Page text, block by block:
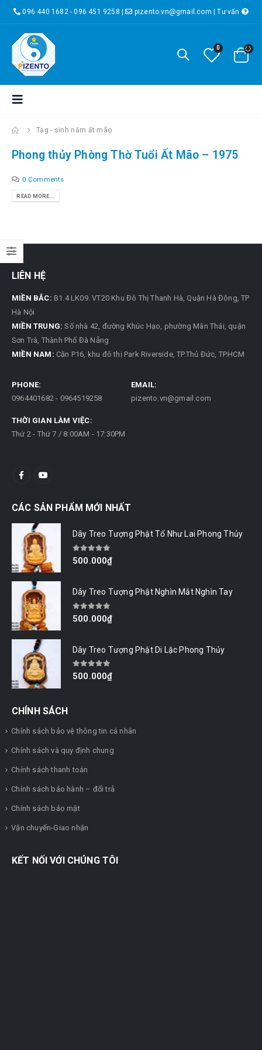
096 440 1682 - 096 451 9258 | pizento.vn@gmail.com |Tư vấn
0
Tag - sinh năm ất mão
Phong thủy Phòng Thờ Tuổi Ất Mão – 1975
0 Comments
READ MORE...
LIÊN HỆ
MIỀN BẮC: B1.4 LK09. VT20 Khu Đô Thị Thanh Hà, Quận Hà Đông, TP
Hà Nội
MIỀN TRUNG: Số nhà 42, đường Khúc Hạo, phường Mân Thái, quận
Sơn Trà, Thành Phố Đà Nẵng
MIỀN NAM: Căn P16, khu đô thị Park Riverside, TP.Thủ Đức, TP.HCM
PHONE:
0964401682 - 0964519258
EMAIL:
pizento.vn@gmail.com
THỜI GIAN LÀM VIỆC:
Thứ 2 - Thứ 7 / 8:00AM - 17:30PM
CÁC SẢN PHẨM MỚI NHẤT
Dây Treo Tượng Phật Tổ Như Lai Phong Thủy
0out of 5
500.000₫
Dây Treo Tượng Phật Nghìn Mắt Nghìn Tay
0out of 5
500.000₫
Dây Treo Tượng Phật Di Lặc Phong Thủy
0out of 5
500.000₫
CHÍNH SÁCH
Chính sách bảo vệ thông tin cá nhân
Chính sách và quy định chung
Chính sách thanh toán
Chính sách bảo hành – đổi trả
Chính sách bảo mật
Vận chuyển-Giao nhận
KẾT NỐI VỚI CHÚNG TÔI